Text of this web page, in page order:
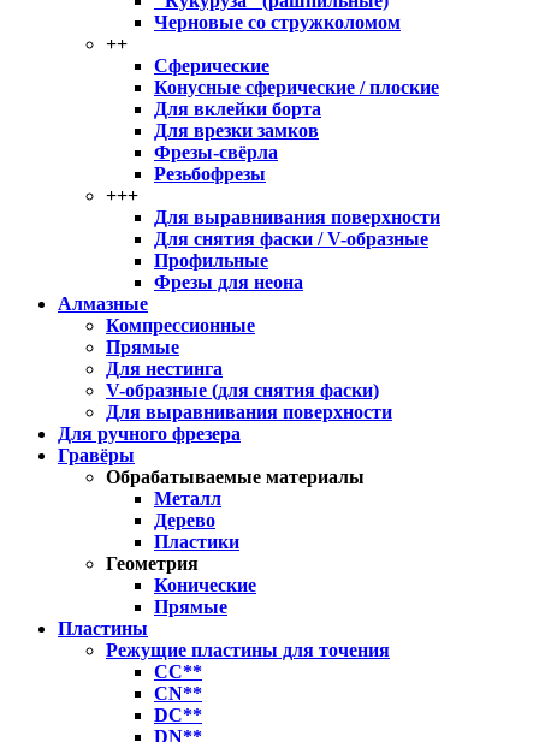
Черновые со стружколомом
++
Сферические
Конусные сферические / плоские
Для вклейки борта
Для врезки замков
Фрезы-свёрла
Резьбофрезы
+++
Для выравнивания поверхности
Для снятия фаски / V-образные
Профильные
Фрезы для неона
Алмазные
Компрессионные
Прямые
Для нестинга
V-образные (для снятия фаски)
Для выравнивания поверхности
Для ручного фрезера
Гравёры
Обрабатываемые материалы
Металл
Дерево
Пластики
Геометрия
Конические
Прямые
Пластины
Режущие пластины для точения
CC**
CN**
DC**
DN**